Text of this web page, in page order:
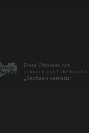
Diese Webseite wird
gefördert durch die Initiative
„Sachsen vernetzt“